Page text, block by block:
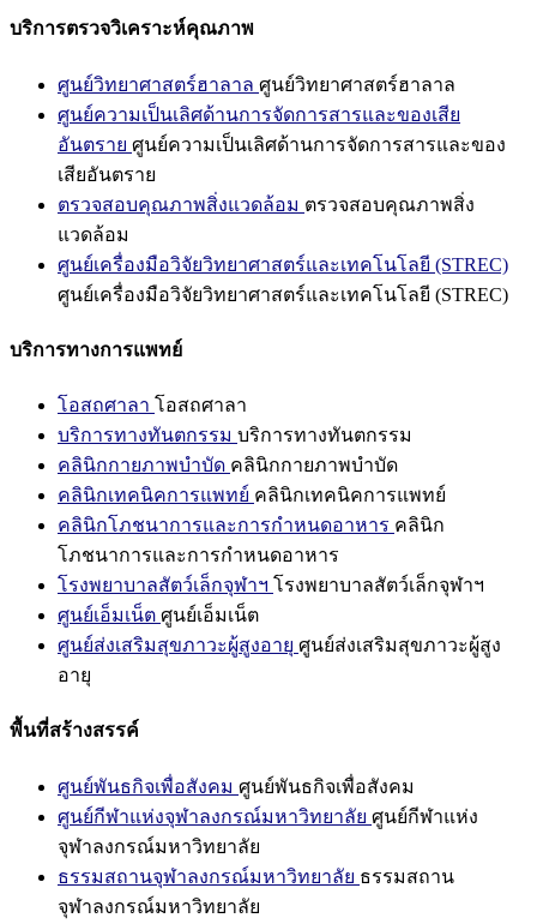
บริการตรวจวิเคราะห์คุณภาพ
ศูนย์วิทยาศาสตร์ฮาลาล ศูนย์วิทยาศาสตร์ฮาลาล
ศูนย์ความเป็นเลิศด้านการจัดการสารและของเสีย
อันตราย ศูนย์ความเป็นเลิศด้านการจัดการสารและของ
เสียอันตราย
ตรวจสอบคุณภาพสิ่งแวดล้อม ตรวจสอบคุณภาพสิ่ง
แวดล้อม
ศูนย์เครื่องมือวิจัยวิทยาศาสตร์และเทคโนโลยี (STREC)
ศูนย์เครื่องมือวิจัยวิทยาศาสตร์และเทคโนโลยี (STREC)
บริการทางการแพทย์
โอสถศาลา โอสถศาลา
บริการทางทันตกรรม บริการทางทันตกรรม
คลินิกกายภาพบำบัด คลินิกกายภาพบำบัด
คลินิกเทคนิคการแพทย์ คลินิกเทคนิคการแพทย์
คลินิกโภชนาการและการกำหนดอาหาร คลินิก
โภชนาการและการกำหนดอาหาร
โรงพยาบาลสัตว์เล็กจุฬาฯ โรงพยาบาลสัตว์เล็กจุฬาฯ
ศูนย์เอ็มเน็ต ศูนย์เอ็มเน็ต
ศูนย์ส่งเสริมสุขภาวะผู้สูงอายุ ศูนย์ส่งเสริมสุขภาวะผู้สูง
อายุ
พื้นที่สร้างสรรค์
ศูนย์พันธกิจเพื่อสังคม ศูนย์พันธกิจเพื่อสังคม
ศูนย์กีฬาแห่งจุฬาลงกรณ์มหาวิทยาลัย ศูนย์กีฬาแห่ง
จุฬาลงกรณ์มหาวิทยาลัย
ธรรมสถานจุฬาลงกรณ์มหาวิทยาลัย ธรรมสถาน
จุฬาลงกรณ์มหาวิทยาลัย